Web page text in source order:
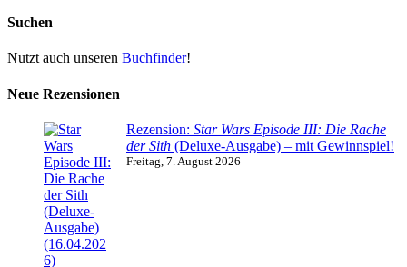
Suchen
Nutzt auch unseren Buchfinder!
Neue Rezensionen
Rezension: Star Wars Episode III: Die Rache
der Sith (Deluxe-Ausgabe) – mit Gewinnspiel!
Freitag, 7. August 2026